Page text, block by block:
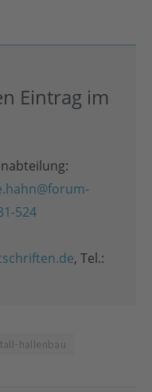
Eintrag im
524
, Tel.:
hallenbau